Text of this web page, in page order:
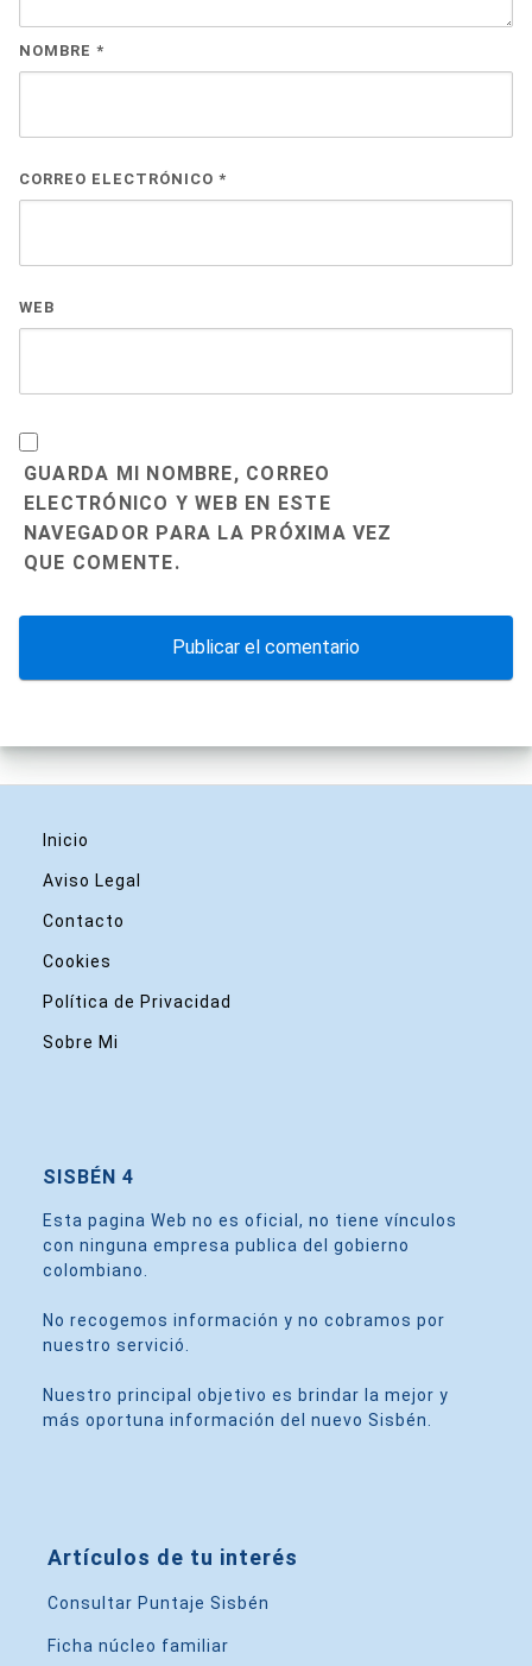
NOMBRE *
CORREO ELECTRÓNICO *
WEB
GUARDA MI NOMBRE, CORREO
ELECTRÓNICO Y WEB EN ESTE
NAVEGADOR PARA LA PRÓXIMA VEZ
QUE COMENTE.
Inicio
Aviso Legal
Contacto
Cookies
Política de Privacidad
Sobre Mi
SISBÉN 4
Esta pagina Web no es oficial, no tiene vínculos
con ninguna empresa publica del gobierno
colombiano.
No recogemos información y no cobramos por
nuestro servició.
Nuestro principal objetivo es brindar la mejor y
más oportuna información del nuevo Sisbén.
Artículos de tu interés
Consultar Puntaje Sisbén
Ficha núcleo familiar